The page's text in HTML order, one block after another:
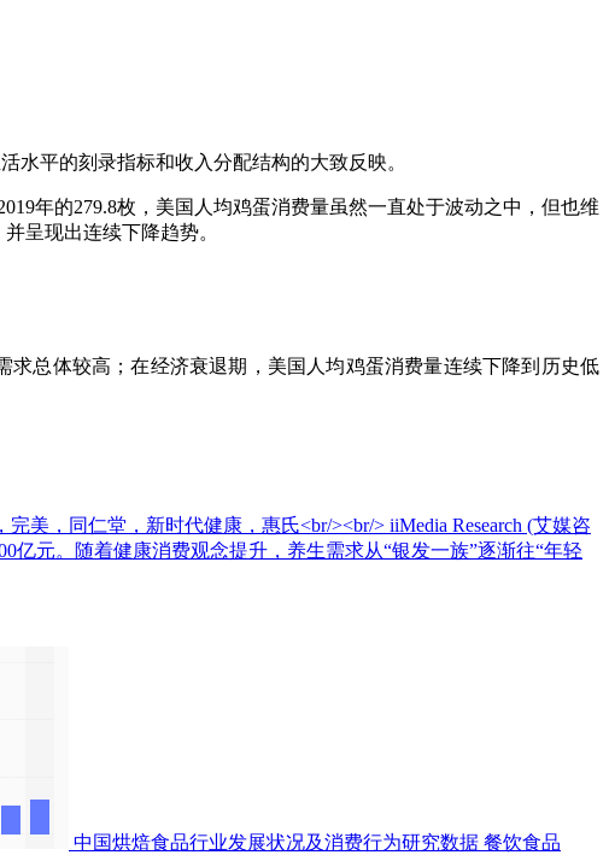
平的刻录指标和收入分配结构的大致反映。
年的279.8枚，美国人均鸡蛋消费量虽然一直处于波动之中，但也维
呈现出连续下降趋势。
总体较高；在经济衰退期，美国人均鸡蛋消费量连续下降到历史低
美，同仁堂，新时代健康，惠氏<br/><br/> iiMedia Research (艾媒咨
亿元。随着健康消费观念提升，养生需求从“银发一族”逐渐往“年轻
中国烘焙食品行业发展状况及消费行为研究数据 餐饮食品